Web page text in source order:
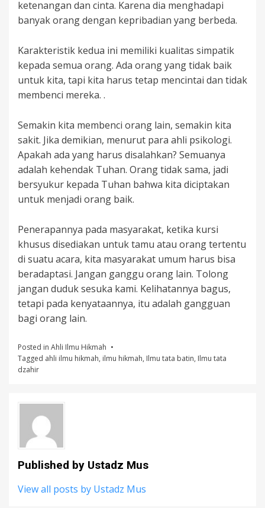
ketenangan dan cinta. Karena dia menghadapi
banyak orang dengan kepribadian yang berbeda.
Karakteristik kedua ini memiliki kualitas simpatik
kepada semua orang. Ada orang yang tidak baik
untuk kita, tapi kita harus tetap mencintai dan tidak
membenci mereka. .
Semakin kita membenci orang lain, semakin kita
sakit. Jika demikian, menurut para ahli psikologi.
Apakah ada yang harus disalahkan? Semuanya
adalah kehendak Tuhan. Orang tidak sama, jadi
bersyukur kepada Tuhan bahwa kita diciptakan
untuk menjadi orang baik.
Penerapannya pada masyarakat, ketika kursi
khusus disediakan untuk tamu atau orang tertentu
di suatu acara, kita masyarakat umum harus bisa
beradaptasi. Jangan ganggu orang lain. Tolong
jangan duduk sesuka kami. Kelihatannya bagus,
tetapi pada kenyataannya, itu adalah gangguan
bagi orang lain.
Posted in Ahli Ilmu Hikmah
Tagged ahli ilmu hikmah, ilmu hikmah, Ilmu tata batin, Ilmu tata
dzahir
Published by Ustadz Mus
View all posts by Ustadz Mus